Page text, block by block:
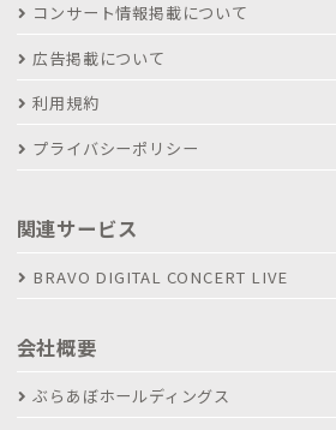
コンサート情報掲載について
広告掲載について
利用規約
プライバシーポリシー
関連サービス
BRAVO DIGITAL CONCERT LIVE
会社概要
ぶらあぼホールディングス